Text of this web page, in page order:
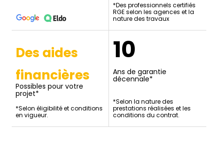
*Des professionnels certifiés
RGE selon les agences et la
nature des travaux
Des aides
financières
Possibles pour votre
projet*
*Selon éligibilité et conditions
en vigueur.
10
Ans de garantie
décennale*
*Selon la nature des
prestations réalisées et les
conditions du contrat.